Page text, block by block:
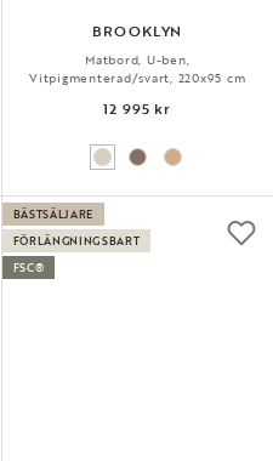
BROOKLYN
Matbord, U-ben,
Vitpigmenterad/svart, 220x95 cm
12 995 kr
BÄSTSÄLJARE
FÖRLÄNGNINGSBART
FSC®